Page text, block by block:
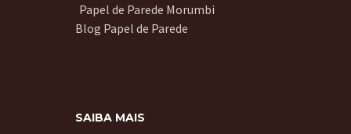
Papel de Parede Morumbi
Blog Papel de Parede
SAIBA MAIS